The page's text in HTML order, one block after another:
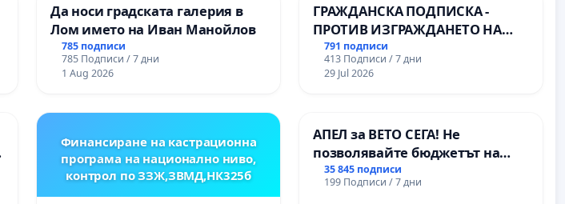
Да носи градската галерия в
Лом името на Иван Манойлов
785 подписи
785 Подписи / 7 дни
1 Aug 2026
ГРАЖДАНСКА ПОДПИСКА -
ПРОТИВ ИЗГРАЖДАНЕТО НА
ВЪЖЕНА ЛИНИЯ (ЛИФТ) НА
ТЕРИТОРИЯТА НА ПРИРОДНА
ЗАБЕЛЕЖИТЕЛНОСТ „ХЪЛМ НА
791 подписи
413 Подписи / 7 дни
29 Jul 2026
Финансиране на кастрационна
програма на национално ниво,
контрол по ЗЗЖ,ЗВМД,НК325б
АПЕЛ за ВЕТО СЕГА! Не
позволявайте бюджетът на
Радев да открадне парите и
правата ни в тъмното
35 845 подписи
199 Подписи / 7 дни